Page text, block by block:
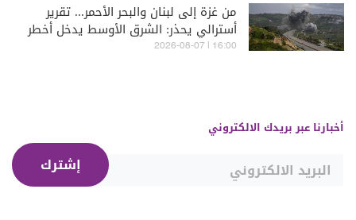
من غزة إلى لبنان والبحر الأحمر... تقرير
أسترالي يحذر: الشرق الأوسط يدخل أخطر
مراحله
16:00 | 2026-08-07
أخبارنا عبر بريدك الالكتروني
إشترك